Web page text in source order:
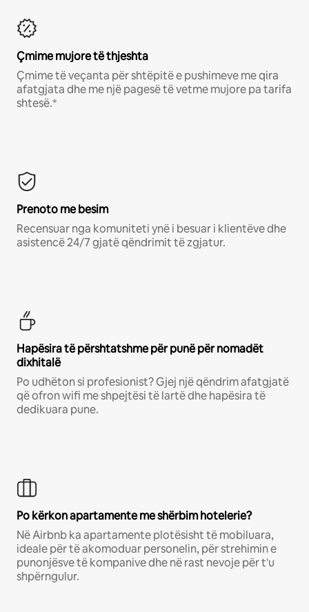
Çmime mujore të thjeshta
Çmime të veçanta për shtëpitë e pushimeve me qira
afatgjata dhe me një pagesë të vetme mujore pa tarifa
shtesë.*
Prenoto me besim
Recensuar nga komuniteti ynë i besuar i klientëve dhe
asistencë 24/7 gjatë qëndrimit të zgjatur.
Hapësira të përshtatshme për punë për nomadët
dixhitalë
Po udhëton si profesionist? Gjej një qëndrim afatgjatë
që ofron wifi me shpejtësi të lartë dhe hapësira të
dedikuara pune.
Po kërkon apartamente me shërbim hotelerie?
Në Airbnb ka apartamente plotësisht të mobiluara,
ideale për të akomoduar personelin, për strehimin e
punonjësve të kompanive dhe në rast nevoje për t'u
shpërngulur.